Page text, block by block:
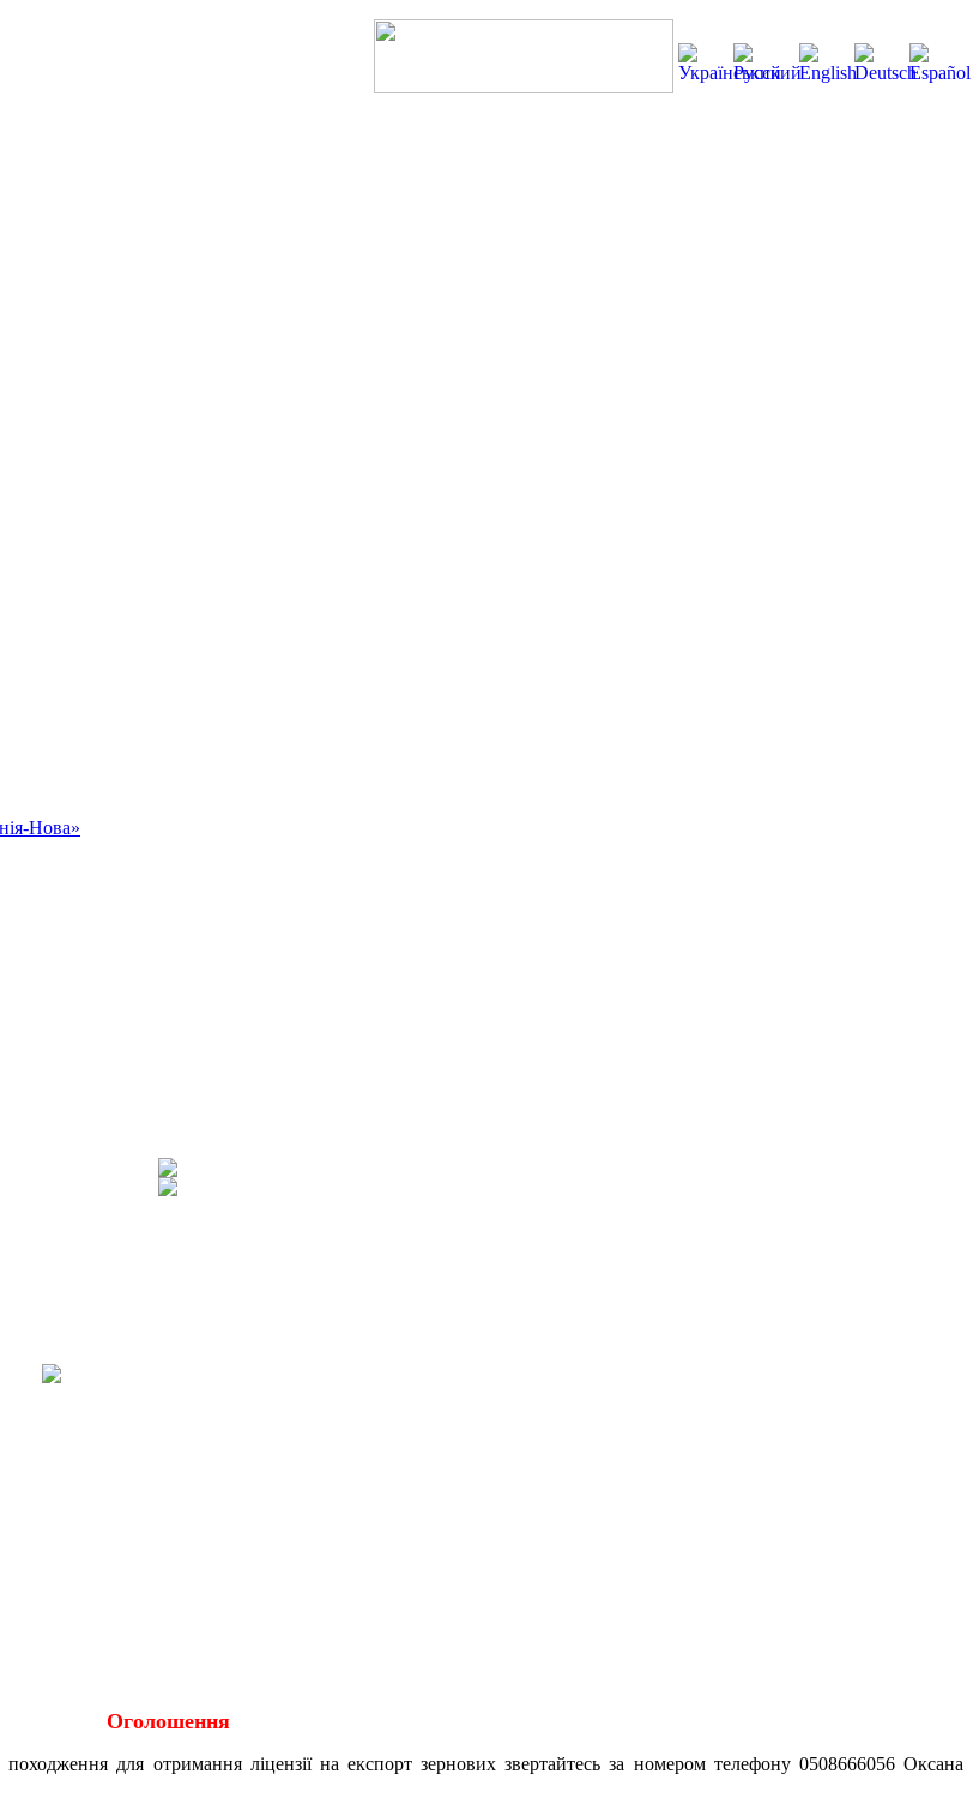
Нова»
Оголошення
для отримання ліцензії на експорт зернових звертайтесь за номером телефону 0508666056 Оксана